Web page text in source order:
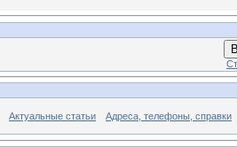
Актуальные статьи Адреса, телефоны, справки